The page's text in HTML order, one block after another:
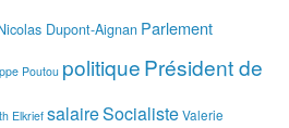
Dupont-Aignan Parlement
Poutou politiquePrésident de
ElkriefsalaireSocialisteValerie